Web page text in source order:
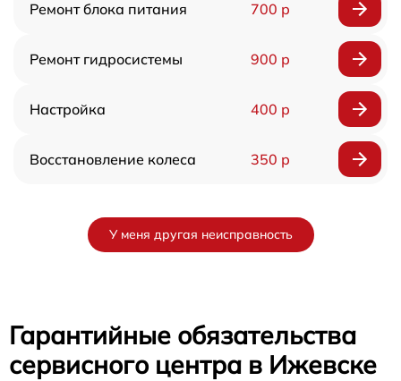
Ремонт блока питания 700 р
Ремонт гидросистемы 900 р
Настройка 400 р
Восстановление колеса 350 р
У меня другая неисправность
Гарантийные обязательства
сервисного центра в Ижевске